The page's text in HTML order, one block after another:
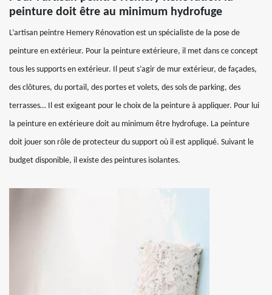
peinture doit être au minimum hydrofuge
L’artisan peintre Hemery Rénovation est un spécialiste de la pose de
peinture en extérieur. Pour la peinture extérieure, il met dans ce concept
tous les supports en extérieur. Il peut s’agir de mur extérieur, de façades,
des clôtures, du portail, des portes et volets, des sols de parking, des
terrasses… Il est exigeant pour le choix de la peinture à appliquer. Pour lui
la peinture en extérieure doit au minimum être hydrofuge. La peinture
doit jouer son rôle de protecteur du support où il est appliqué. Suivant le
budget disponible, il existe des peintures isolantes.